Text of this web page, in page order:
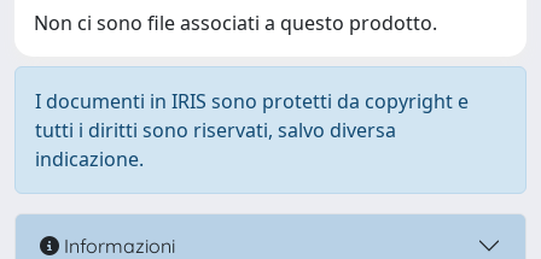
Non ci sono file associati a questo prodotto.
I documenti in IRIS sono protetti da copyright e
tutti i diritti sono riservati, salvo diversa
indicazione.
Informazioni